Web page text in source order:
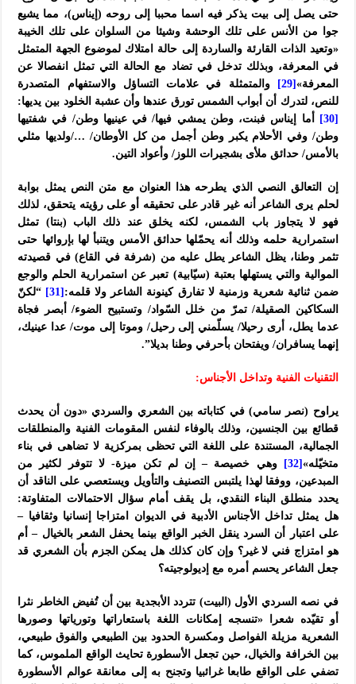
حتى يصل إلى بيت يذكر فيه اسما محببا إلى روحه (إيناس)، مما يشيع
جوا من الأنس على تلك الوحشة وشيئا من السلوان على تلك الخيبة
«وتعيد الذات القارئة والساردة إلى حالة امتلاك لموضوع الجهة المتمثل
في المعرفة، وبذلك تدخل في تضاد مع الحالة التي تمثل انفصالا عن
المعرفة» [29]
والمتمثلة في علامات التساؤل والاستفهام المتصدرة
للنص، لتدرك أن أبواب الشمس تورق عندها وأن عشبة الخلود بين يديها:
[30]
أما إيناس فبنت، وطن يمشي فيها/ في عينيها وطن/ في شفتيها
وطن/ وفي الأحلام يكبر وطن أجمل من كل الأوطان/ …/ولديها مثلي
بالأمس/ حدائق ملأى بشجيرات اللوز/ وأعواد التين.
إن التعالق النصي الذي يطرحه هذا العنوان مع متن النص يمثل بوابة
لحلم يرى الشاعر أنه غير قادر على تحقيقه أو على رؤيته يتحقق، لذلك
فهو لا يتجاوز باب الشمس، لكنه يخلق عند ذلك الباب (بنتا) تمثل
استمرارية حلمه وذلك أنه يحمّلها حدائق الأمس ويتنبأ لها بإروائها حتى
تثمر وطنا، يظل الشاعر يطل عليه من (شرفة في القاع) في قصيدته
الموالية والتي يستهلها بعتبة (سيّابية) تعبر عن استمرارية الحلم والوجع
ضمن ثنائية شعرية وزمنية لا تفارق كينونة الشاعر ولا قلمه: [31]
“لكنّ
السكاكين الصقيلة/ تمرّ من خلل السّواد/ وتستبيح الضوء/ أبصر فجاة
عدما يطل، أرى رحيلا/ يسلّمني إلى رحيل/ وموتا إلى موت/ عدا عينيك،
إنهما يسافران/ ويفتحان بأحرفي وطنا بديلا”.
التقنيات الفنية وتداخل الأجناس:
يراوح (نصر سامي) في كتاباته بين الشعري والسردي «دون أن يحدث
قطائع بين الجنسين، وذلك بالوفاء لنفس المقومات الفنية والمنطلقات
الجمالية، المستندة على اللغة التي تحظى بمركزية لا تضاهى في بناء
متخيّله» [32]
وهي خصيصة – إن لم تكن ميزة- لا تتوفر لكثير من
المبدعين، ووفقا لهذا يلتبس التصنيف والتأويل ويستعصي على الناقد أن
يحدد منطلق البناء النقدي، بل يقف أمام سؤال الاحتمالات المتفاوتة:
هل يمثل تداخل الأجناس الأدبية في الديوان امتزاجا إنسانيا وثقافيا –
على اعتبار أن السرد ينقل الخبر الواقع بينما يحفل الشعر بالخيال – أم
هو امتزاج فني لا غير؟ وإن كان كذلك هل يمكن الجزم بأن الشعري قد
جعل الشاعر يحسم أمره مع إديولوجيته؟
في نصه السردي الأول (البيت) تتردد الأبجدية بين أن تُفيض الخاطر نثرا
أو تقيّده شعرا «تنسجه إمكانات اللغة باستعاراتها وتورياتها وصورها
الشعرية مزيلة الفواصل ومكسرة الحدود بين الطبيعي والفوق طبيعي،
بين الخرافة والخيال، حين تجعل الأسطورة تحايث الواقع الملموس، كما
تضفي على الواقع طابعا غرائبيا وتجنح به إلى معانقة عوالم الأسطورة